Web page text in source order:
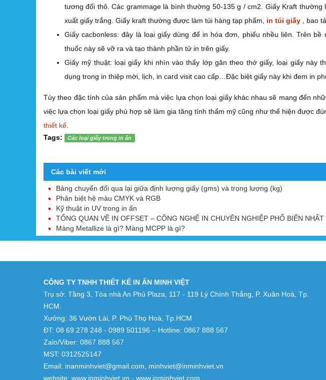
tương đối thô. Các grammage là bình thường 50-135 g / cm2. Giấy Kraft
xuất giấy trắng. Giấy kraft thường được làm túi hàng tạp phẩm, in túi giấy , bao
Giấy cacbonless: đây là loại giấy dùng để in hóa đơn, phiếu nhều liên. Trên
thuốc này sẽ vỡ ra và tạo thành phần tử in trên giấy.
Giấy mỹ thuật: loại giấy khi nhìn vào thấy lớp gân theo thớ giấy, loại giấy này
dụng trong in thiệp mời, lịch, in card visit cao cấp…Đặc biệt giấy này khi đem in
Tùy theo đặc tính của sản phẩm mà việc lựa chọn loại giấy khác nhau sẽ mang đến
việc lựa chọn loại giấy phù hợp sẽ làm gia tăng tính thẩm mỹ cũng như thể hiện được
thiết kế
Tags:
Các loại giấy trong in ấn
Các bài viết mới
Bảng chuyển đổi qua lại giữa định lượng giấy (gms) và trọng lượng (kg)
Phân biệt hệ màu CMYK và RGB
Kỹ thuật in UV trong in ấn
TỔNG QUAN VỀ IN OFFSET – CÔNG NGHỆ IN CHUYÊN NGHIỆP PHỔ BIẾN NHẤT
Màng Metallize là gì? Màng MCPP là gì?
CÔNG TY TNHH THIẾT KẾ IN ẤN MINH VIỆT
Trụ sở: Tầng 3, Tòa nhà An Phú Plaza, 117 - 119 Lý Chính Thắng, P. Xuân Hoà, Tp.
HCM.
Xưởng: 36 Vườn Lài, P. Phú Thọ Hoà, Tp.HCM
ĐT: 08 69 278 248 - 0989 501196 – Hotline: 0867 888 567
Zalo/Viber: 0867 888 567
MST: 0312525147
Email: inanminhviet@gmail.com, minhviet@inminhviet.vn
website: www.inminhviet.vn - www.inminhviet.com